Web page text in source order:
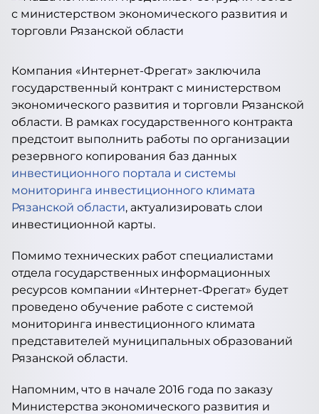
Компания «Интернет-Фрегат» заключила
государственный контракт с министерством
экономического развития и торговли Рязанской
области. В рамках государственного контракта
предстоит выполнить работы по организации
резервного копирования баз данных
инвестиционного портала и системы
мониторинга инвестиционного климата
Рязанской области, актуализировать слои
инвестиционной карты.
Помимо технических работ специалистами
отдела государственных информационных
ресурсов компании «Интернет-Фрегат» будет
проведено обучение работе с системой
мониторинга инвестиционного климата
представителей муниципальных образований
Рязанской области.
Напомним, что в начале 2016 года по заказу
Министерства экономического развития и